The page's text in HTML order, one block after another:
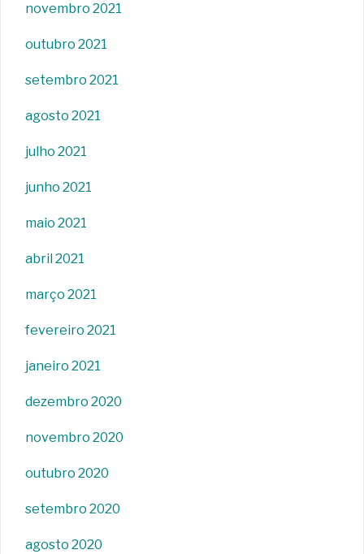
novembro 2021
outubro 2021
setembro 2021
agosto 2021
julho 2021
junho 2021
maio 2021
abril 2021
março 2021
fevereiro 2021
janeiro 2021
dezembro 2020
novembro 2020
outubro 2020
setembro 2020
agosto 2020